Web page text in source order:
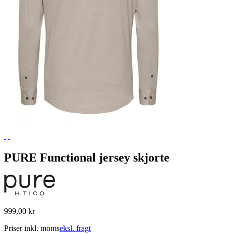
PURE Functional jersey skjorte
999,00 kr
Priser inkl. momseksl. fragt